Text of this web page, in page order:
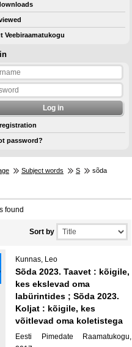
password?
Veebiraamatukogu
Subject words S sõda
found
Sort by
Kunnas, Leo
Sõda 2023. Taavet : kõigile,
kes ekslevad oma
labürintides ; Sõda 2023.
Koljat : kõigile, kes
võitlevad oma koletistega
Eesti Pimedate Raamatukogu,